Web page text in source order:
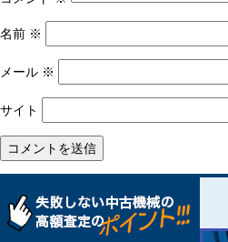
名前 ※
メール ※
サイト